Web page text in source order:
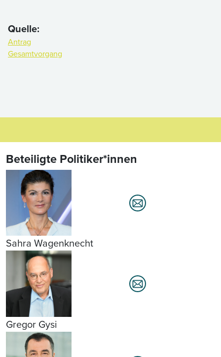
Quelle:
Antrag
Gesamtvorgang
Beteiligte Politiker*innen
Sahra Wagenknecht
Gregor Gysi